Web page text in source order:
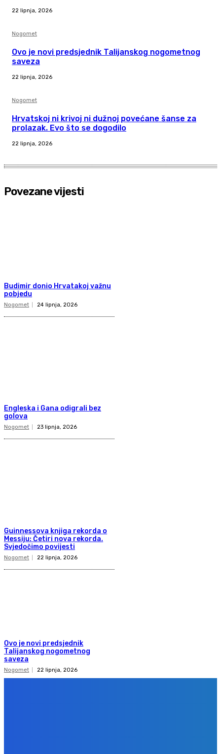
22 lipnja, 2026
Nogomet
Ovo je novi predsjednik Talijanskog nogometnog
saveza
22 lipnja, 2026
Nogomet
Hrvatskoj ni krivoj ni dužnoj povećane šanse za
prolazak. Evo što se dogodilo
22 lipnja, 2026
Povezane vijesti
Budimir donio Hrvatakoj važnu
pobjedu
Nogomet 24 lipnja, 2026
Engleska i Gana odigrali bez
golova
Nogomet 23 lipnja, 2026
Guinnessova knjiga rekorda o
Messiju: Četiri nova rekorda.
Svjedočimo povijesti
Nogomet 22 lipnja, 2026
Ovo je novi predsjednik
Talijanskog nogometnog
saveza
Nogomet 22 lipnja, 2026